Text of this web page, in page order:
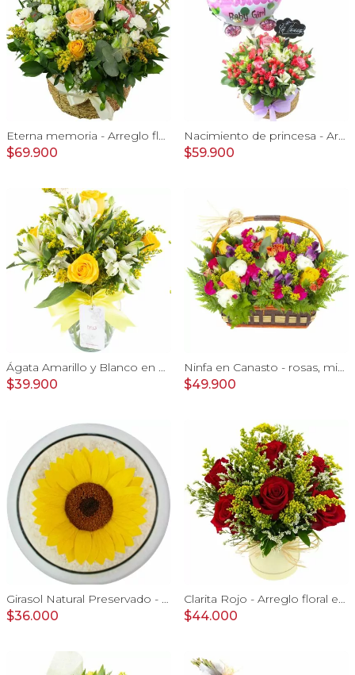
Eterna memoria - Arreglo floral con Mini claveles blancos rosas ecuatorianas blancas, gypsophilia y astromelias amarillas
$69.900
Nacimiento de princesa - Arreglo floral para nacimiento de niña en canasto con globo y pizarra
$59.900
Ágata Amarillo y Blanco en florero - rosas, astromelias
$39.900
Ninfa en Canasto - rosas, miniclaveles, y astromelias
$49.900
Girasol Natural Preservado - girasol preservado en pecera vidrio con piedrecitas
$36.000
Clarita Rojo - Arreglo floral en sombrerero con rosas Rojo, limonium y vara de oro
$44.000